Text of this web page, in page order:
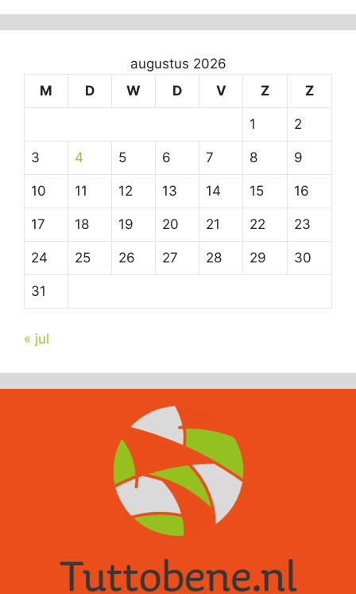
augustus 2026
M
D W D V Z Z
1 2
3 4 5 6 7 8 9
10 11 12 13 14 15 16
17 18 19 20 21 22 23
24 25 26 27 28 29 30
31
« jul